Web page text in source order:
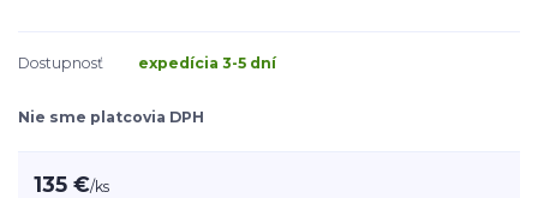
Dostupnosť expedícia 3-5 dní
Nie sme platcovia DPH
135 €/ks